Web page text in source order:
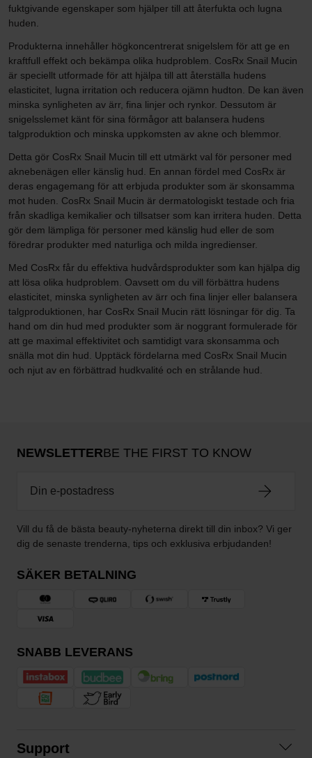
fuktgivande egenskaper som hjälper till att återfukta och lugna
huden.
Produkterna innehåller högkoncentrerat snigelslem för att ge en
kraftfull effekt och bekämpa olika hudproblem. CosRx Snail Mucin
är speciellt utformade för att hjälpa till att återställa hudens
elasticitet, lugna irritation och reducera ojämn hudton. De kan även
minska synligheten av ärr, fina linjer och rynkor. Dessutom är
snigelsslemet känt för sina förmågor att balansera hudens
talgproduktion och minska uppkomsten av akne och blemmor.
Detta gör CosRx Snail Mucin till ett utmärkt val för personer med
aknebenägen eller känslig hud. En annan fördel med CosRx är
deras engagemang för att erbjuda produkter som är skonsamma
mot huden. CosRx Snail Mucin är dermatologiskt testade och fria
från skadliga kemikalier och tillsatser som kan irritera huden. Detta
gör dem lämpliga för personer med känslig hud eller de som
föredrar produkter med naturliga och milda ingredienser.
Med CosRx får du effektiva hudvårdsprodukter som kan hjälpa dig
att lösa olika hudproblem. Oavsett om du vill förbättra hudens
elasticitet, minska synligheten av ärr och fina linjer eller balansera
talgproduktionen, har CosRx Snail Mucin rätt lösningar för dig. Ta
hand om din hud med produkter som är noggrant formulerade för
att ge maximal effektivitet och samtidigt vara skonsamma och
snälla mot din hud. Upptäck fördelarna med CosRx Snail Mucin
och njut av en förbättrad hudkvalité och en strålande hud.
NEWSLETTERBE THE FIRST TO KNOW
Vill du få de bästa beauty-nyheterna direkt till din inbox? Vi ger
dig de senaste trenderna, tips och exklusiva erbjudanden!
SÄKER BETALNING
SNABB LEVERANS
Support